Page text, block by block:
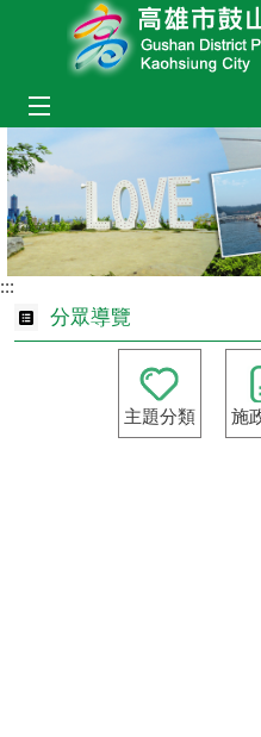
跳到主要內容區塊
:::
分眾導覽
主題分類 施